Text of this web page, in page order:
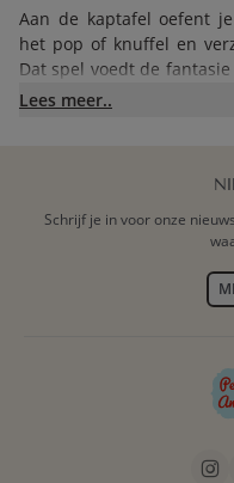
Aan de kaptafel oefent
het pop of knuffel en
Dat spel voedt de
zich groot en zelfstandig
MASSIEF HOUT
met een spiegel van
glas, maar licht en
Afgeronde hoeken en
kaptafel gaat jarenlang
Lees meer..
Schrijf je in voor onze